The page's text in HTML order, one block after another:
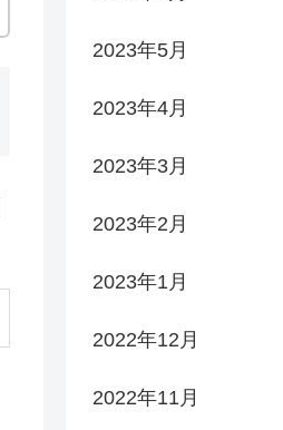
2023年5月
2023年4月
2023年3月
2023年2月
2023年1月
2022年12月
2022年11月